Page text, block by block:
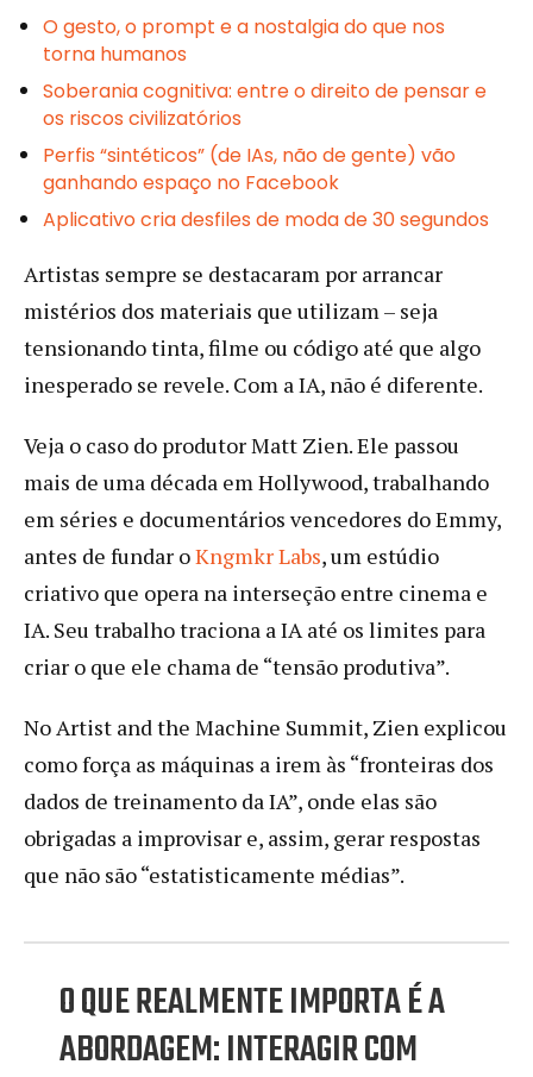
O gesto, o prompt e a nostalgia do que nos
torna humanos
Soberania cognitiva: entre o direito de pensar e
os riscos civilizatórios
Perfis “sintéticos” (de IAs, não de gente) vão
ganhando espaço no Facebook
Aplicativo cria desfiles de moda de 30 segundos
Artistas sempre se destacaram por arrancar
mistérios dos materiais que utilizam – seja
tensionando tinta, filme ou código até que algo
inesperado se revele. Com a IA, não é diferente.
Veja o caso do produtor Matt Zien. Ele passou
mais de uma década em Hollywood, trabalhando
em séries e documentários vencedores do Emmy,
antes de fundar oKngmkr Labs, um estúdio
criativo que opera na interseção entre cinema e
IA. Seu trabalho traciona a IA até os limites para
criar o que ele chama de “tensão produtiva”.
No Artist and the Machine Summit, Zien explicou
como força as máquinas a irem às “fronteiras dos
dados de treinamento da IA”, onde elas são
obrigadas a improvisar e, assim, gerar respostas
que não são “estatisticamente médias”.
O QUE REALMENTE IMPORTA É A
ABORDAGEM: INTERAGIR COM